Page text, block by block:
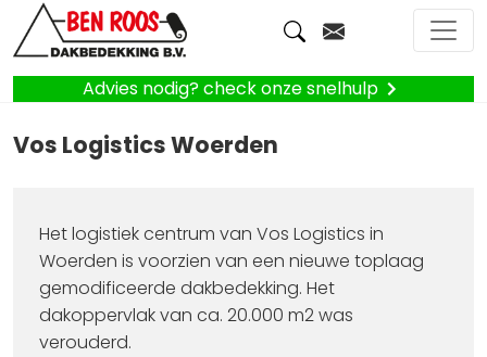
Advies nodig? check onze snelhulp
Vos Logistics Woerden
Het logistiek centrum van Vos Logistics in
Woerden is voorzien van een nieuwe toplaag
gemodificeerde dakbedekking. Het
dakoppervlak van ca. 20.000 m2 was
verouderd.